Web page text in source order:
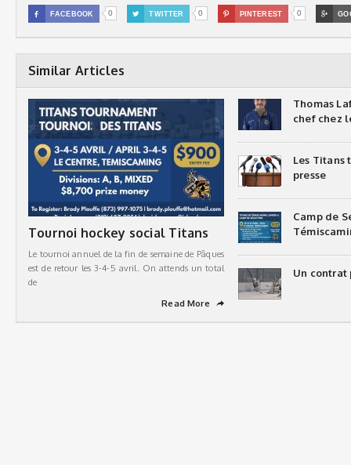
 FACEBOOK 0  TWITTER 0  PINTEREST 0 
Similar Articles
Tournoi hockey social Titans
Le tournoi annuel de la fin de semaine de Pâques
est de retour les 3-4-5 avril. On attends un total
de
Read More
➦
Thomas
chef chez
Les Titans
presse
Camp de
Un contrat